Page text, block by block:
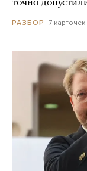
точно
РАЗБОР 7 карточек